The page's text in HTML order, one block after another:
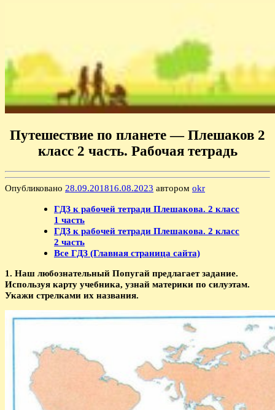
Путешествие по планете — Плешаков 2
класс 2 часть. Рабочая тетрадь
Опубликовано 28.09.201816.08.2023 автором okr
ГДЗ к рабочей тетради Плешакова. 2 класс
1 часть
ГДЗ к рабочей тетради Плешакова. 2 класс
2 часть
Все ГДЗ (Главная страница сайта)
1. Наш любознательный Попугай предлагает задание.
Используя карту учебника, узнай материки по силуэтам.
Укажи стрелками их названия.